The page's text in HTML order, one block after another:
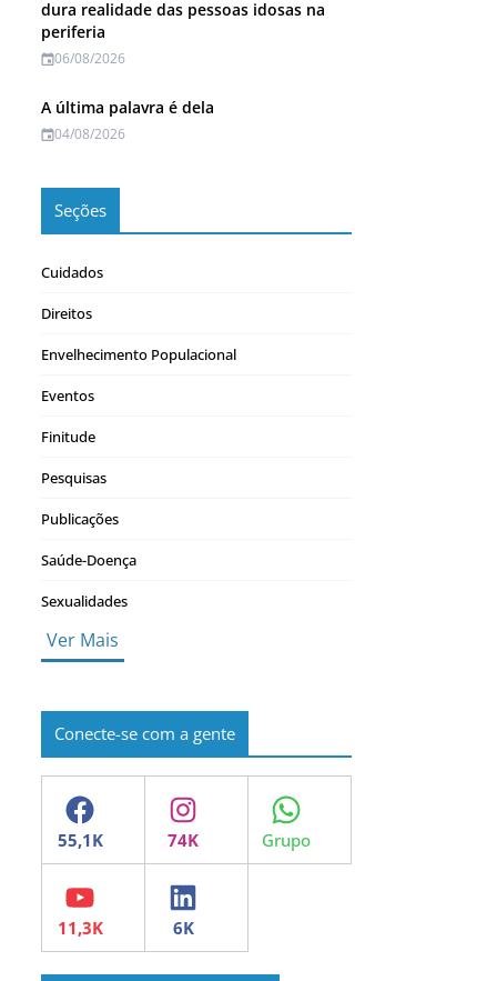
dura realidade das pessoas idosas na
periferia
06/08/2026
A última palavra é dela
04/08/2026
Seções
Cuidados
Direitos
Envelhecimento Populacional
Eventos
Finitude
Pesquisas
Publicações
Saúde-Doença
Sexualidades
Ver Mais
Conecte-se com a gente
Facebook Instagram WhatsApp
YouTube LinkedIn